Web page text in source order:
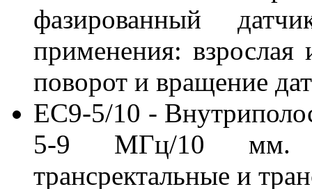
фазированный
применения: взрослая
поворот и вращение
EC9-5/10 -
5-9 МГц/10 мм.
трансректальные и